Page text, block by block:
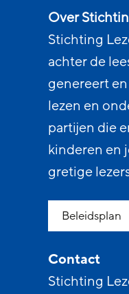
Over
Stichting
achter de
genereert
lezen en
partijen die
kinderen en
gretige
Beleidsplan
Contact
Stichting